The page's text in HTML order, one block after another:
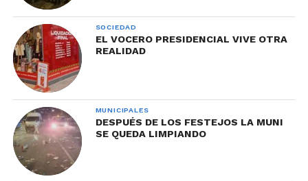
SOCIEDAD
EL VOCERO PRESIDENCIAL VIVE OTRA
REALIDAD
MUNICIPALES
DESPUÉS DE LOS FESTEJOS LA MUNI
SE QUEDA LIMPIANDO